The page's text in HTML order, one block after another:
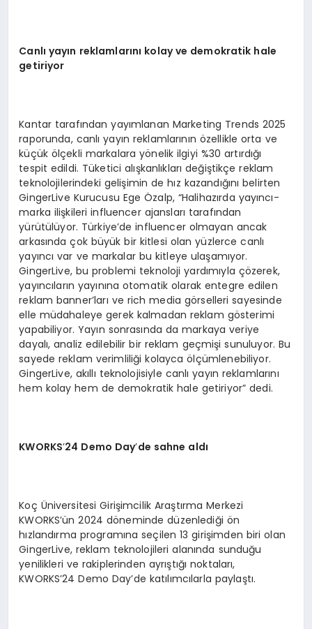
Canlı yayın reklamlarını kolay ve demokratik hale
getiriyor
Kantar tarafından yayımlanan Marketing Trends 2025
raporunda, canlı yayın reklamlarının özellikle orta ve
küçük ölçekli markalara yönelik ilgiyi %30 artırdığı
tespit edildi. Tüketici alışkanlıkları değiştikçe reklam
teknolojilerindeki gelişimin de hız kazandığını belirten
GingerLive Kurucusu Ege Özalp, “Halihazırda yayıncı-
marka ilişkileri influencer ajansları tarafından
yürütülüyor. Türkiye’de influencer olmayan ancak
arkasında çok büyük bir kitlesi olan yüzlerce canlı
yayıncı var ve markalar bu kitleye ulaşamıyor.
GingerLive, bu problemi teknoloji yardımıyla çözerek,
yayıncıların yayınına otomatik olarak entegre edilen
reklam banner’ları ve rich media görselleri sayesinde
elle müdahaleye gerek kalmadan reklam gösterimi
yapabiliyor. Yayın sonrasında da markaya veriye
dayalı, analiz edilebilir bir reklam geçmişi sunuluyor. Bu
sayede reklam verimliliği kolayca ölçümlenebiliyor.
GingerLive, akıllı teknolojisiyle canlı yayın reklamlarını
hem kolay hem de demokratik hale getiriyor” dedi.
KWORKS’24 Demo Day’de sahne aldı
Koç Üniversitesi Girişimcilik Araştırma Merkezi
KWORKS’ün 2024 döneminde düzenlediği ön
hızlandırma programına seçilen 13 girişimden biri olan
GingerLive, reklam teknolojileri alanında sunduğu
yenilikleri ve rakiplerinden ayrıştığı noktaları,
KWORKS’24 Demo Day’de katılımcılarla paylaştı.